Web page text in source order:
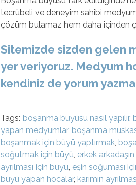
tecrübeli ve deneyim sahibi
çözüm bulamaz hem daha içinden
Sitemizde sizden gelen
yer veriyoruz. Medyum
kendiniz de yorum
Tags: boşanma büyüsü nasıl yapılır,
yapan medyumlar, boşanma
boşanmak için büyü yaptırmak,
soğutmak için büyü, erkek
ayrılması için büyü, eşin soğuması
büyü yapan hocalar, karımın